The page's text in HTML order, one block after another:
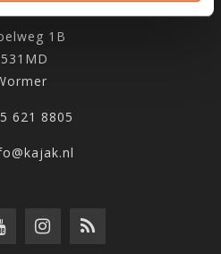
ARJAN BLOEM
1B
621 8805